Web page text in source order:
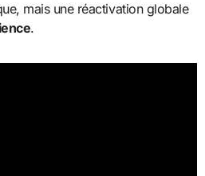
mais une réactivation globale
.